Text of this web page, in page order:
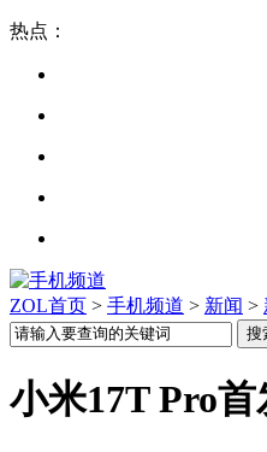
热点：
ZOL首页 > 手机频道 > 新闻 >
小米17T Pro